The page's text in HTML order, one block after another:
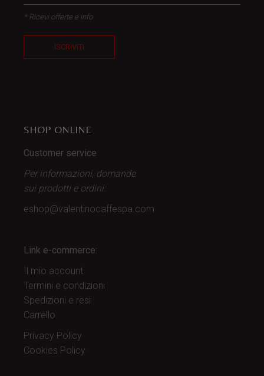
* Ricevi offerte e info
ISCRIVITI
SHOP ONLINE
Customer service
Per informazioni, domande
sui prodotti e ordini:
eshop@valentinocaffespa.com
Link e-commerce:
Il mio account
Termini e condizioni
Spedizioni e resi
Carrello
Privacy Policy
Cookies Policy